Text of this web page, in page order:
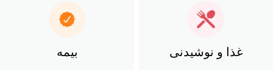
غذا و نوشیدنی بیمه